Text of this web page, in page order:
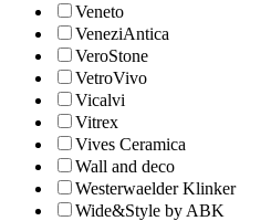
Veneto
VeneziAntica
VeroStone
VetroVivo
Vicalvi
Vitrex
Vives Ceramica
Wall and deco
Westerwaelder Klinker
Wide&Style by ABK